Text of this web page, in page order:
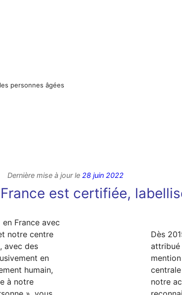
personnes âgées
Dernière mise à jour le 28 juin 2022
est certifiée,
France avec
notre centre
avec des
en
humain,
à notre
Dès
attribué
notre